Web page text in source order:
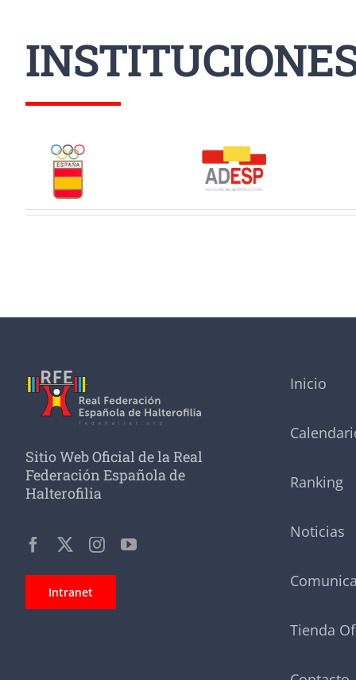
Sitio Web Oficial de la Real
Federación Española de
Halterofilia
Intranet
Inicio
Ranking
Noticias
Tienda